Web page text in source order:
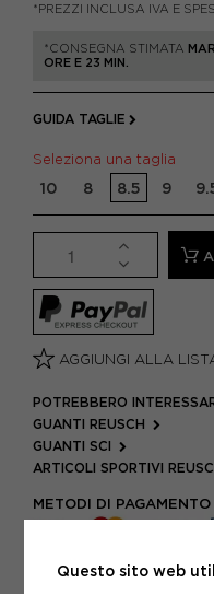
*PREZZI INCLUSA IVA E
*CONSEGNA STIMATA
ORE E 23 MIN.
GUIDA TAGLIE
Seleziona una taglia
10 8 8.5 9
AGGIUNGI ALLA
POTREBBERO
GUANTI REUSCH
GUANTI SCI
ARTICOLI SPORTIVI
METODI DI PAGAMENTO
Questo sito web